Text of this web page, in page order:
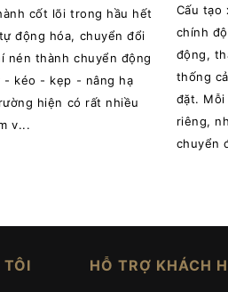
cốt lõi trong hầu hết
động hóa, chuyển đổi
nén thành chuyển động
- kéo - kẹp - nâng hạ
hiện có rất nhiều
v...
Cấu tạo
chính
động,
thống
đặt. Mỗi
riêng,
chuyển
TÔI HỖ TRỢ KHÁCH